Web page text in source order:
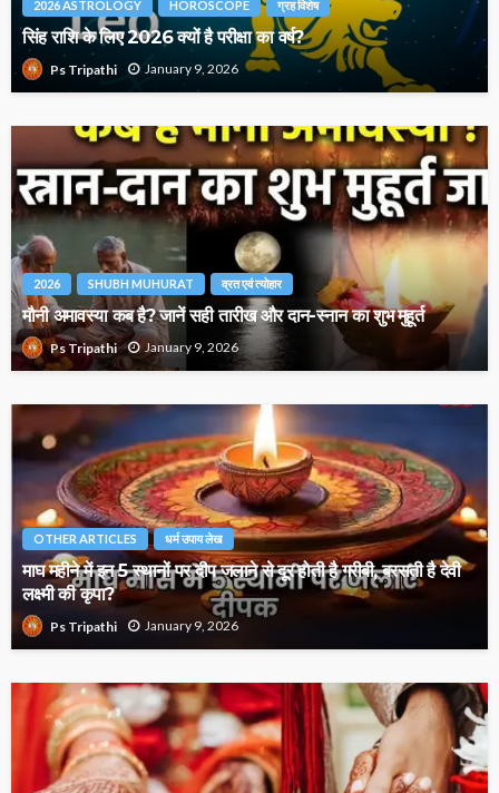
2026 ASTROLOGY HOROSCOPE ग्रह विशेष
सिंह राशि के लिए 2026 क्यों है परीक्षा का वर्ष?
Ps Tripathi January 9, 2026
2026 SHUBH MUHURAT व्रत एवं त्योहार
मौनी अमावस्या कब है? जानें सही तारीख और दान-स्नान का शुभ मुहूर्त
Ps Tripathi January 9, 2026
OTHER ARTICLES धर्म उपाय लेख
माघ महीने में इन 5 स्थानों पर दीप जलाने से दूर होती है गरीबी, बरसती है देवी
लक्ष्मी की कृपा?
Ps Tripathi January 9, 2026